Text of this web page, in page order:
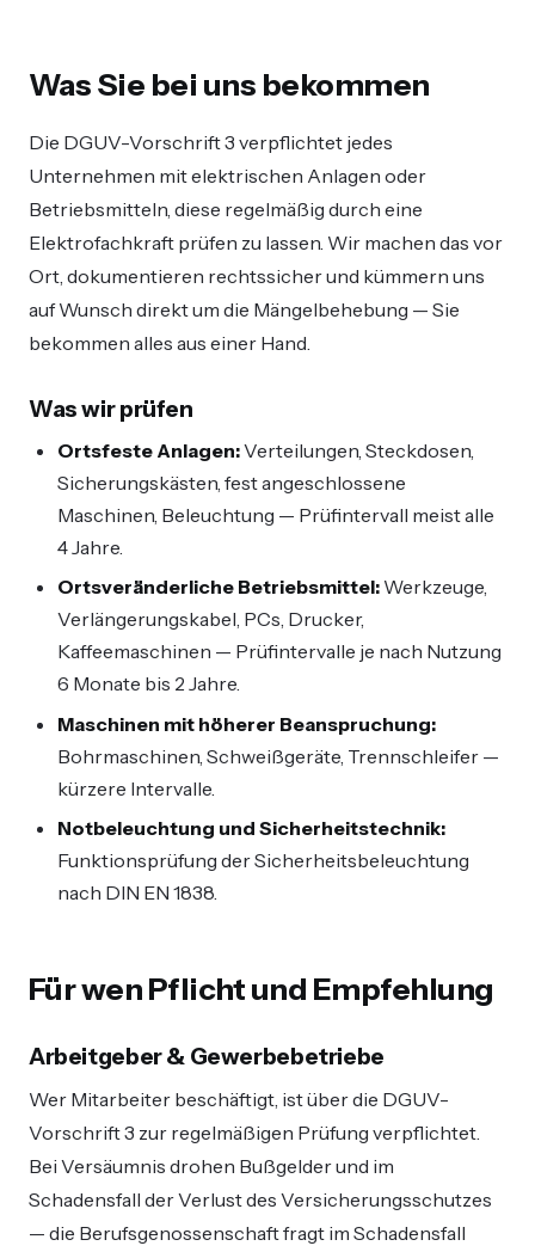
Was Sie bei uns bekommen
Die DGUV-Vorschrift 3 verpflichtet jedes
Unternehmen mit elektrischen Anlagen oder
Betriebsmitteln, diese regelmäßig durch eine
Elektrofachkraft prüfen zu lassen. Wir machen das vor
Ort, dokumentieren rechtssicher und kümmern uns
auf Wunsch direkt um die Mängelbehebung — Sie
bekommen alles aus einer Hand.
Was wir prüfen
Ortsfeste Anlagen:Verteilungen, Steckdosen,
Sicherungskästen, fest angeschlossene
Maschinen, Beleuchtung — Prüfintervall meist alle
4 Jahre.
Ortsveränderliche Betriebsmittel: Werkzeuge,
Verlängerungskabel, PCs, Drucker,
Kaffeemaschinen — Prüfintervalle je nach Nutzung
6 Monate bis 2 Jahre.
Maschinen mit höherer Beanspruchung:
Bohrmaschinen, Schweißgeräte, Trennschleifer —
kürzere Intervalle.
Notbeleuchtung und Sicherheitstechnik:
Funktionsprüfung der Sicherheitsbeleuchtung
nach DIN EN 1838.
Für wen Pflicht und Empfehlung
Arbeitgeber & Gewerbebetriebe
Wer Mitarbeiter beschäftigt, ist über die DGUV-
Vorschrift 3 zur regelmäßigen Prüfung verpflichtet.
Bei Versäumnis drohen Bußgelder und im
Schadensfall der Verlust des Versicherungsschutzes
— die Berufsgenossenschaft fragt im Schadensfall